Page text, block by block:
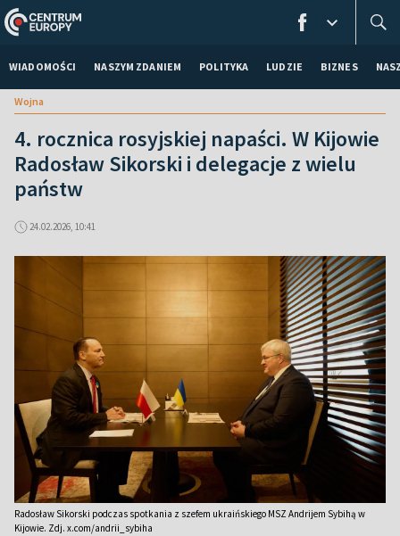
WIADOMOŚCI NASZYM ZDANIEM POLITYKA LUDZIE BIZNES
Wojna
4. rocznica rosyjskiej napaści. W Kijowie
Radosław Sikorski i delegacje z wielu
państw
24.02.2026, 10:41
Radosław Sikorski podczas spotkania z szefem ukraińskiego MSZ Andrijem Sybihą w
Kijowie. Zdj. x.com/andrii_sybiha